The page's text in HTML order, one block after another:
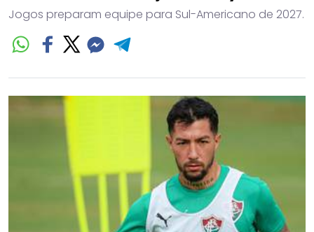
Jogos preparam equipe para Sul-Americano de 2027.